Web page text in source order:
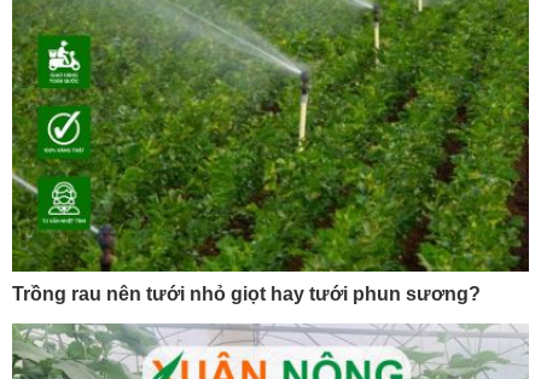
Trồng rau nên tưới nhỏ giọt hay tưới phun sương?